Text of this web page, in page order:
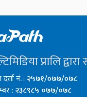
प्रालि
नं. : २५७१/०७७/०७८
: २३८९८५ ०७७/०७८